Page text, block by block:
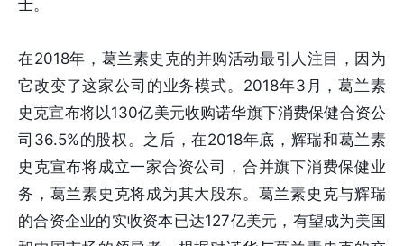
士。
在2018年，葛兰素史克的并购活动最引人注目，因为
它改变了这家公司的业务模式。2018年3月，葛兰素
史克宣布将以130亿美元收购诺华旗下消费保健合资公
司36.5%的股权。之后，在2018年底，辉瑞和葛兰素
史克宣布将成立一家合资公司，合并旗下消费保健业
务，葛兰素史克将成为其大股东。葛兰素史克与辉瑞
的合资企业的实收资本已达127亿美元，有望成为美国